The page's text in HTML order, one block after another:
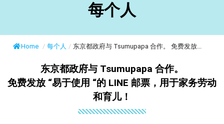
每个人
Home / 每个人 / 东京都政府与 Tsumupapa 合作。 免费发放...
东京都政府与 Tsumupapa 合作。
免费发放 “易于使用 “的 LINE 邮票，用于家务劳动
和育儿！